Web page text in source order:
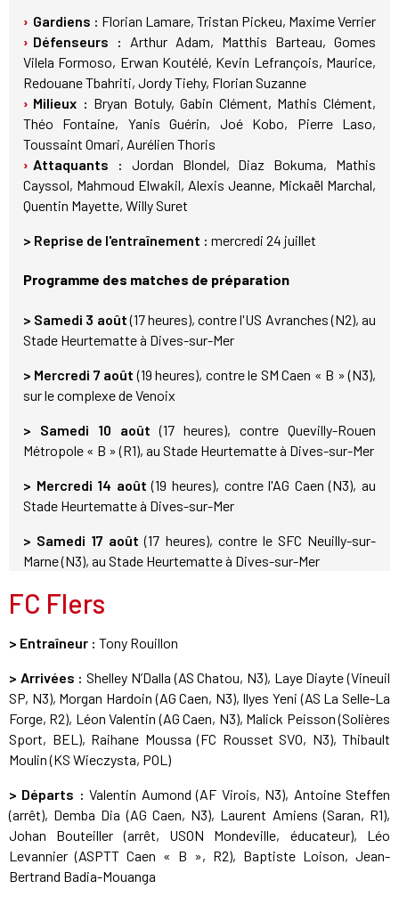
Gardiens : Florian Lamare, Tristan Pickeu, Maxime Verrier
Défenseurs :
Arthur Adam, Matthis Barteau, Gomes
Vilela Formoso, Erwan Koutélé, Kevin Lefrançois, Maurice,
Redouane Tbahriti, Jordy Tiehy, Florian Suzanne
Milieux : Bryan Botuly, Gabin Clément, Mathis Clément,
Théo Fontaine, Yanis Guérin, Joé Kobo, Pierre Laso,
Toussaint Omari, Aurélien Thoris
Attaquants : Jordan Blondel, Diaz Bokuma, Mathis
Cayssol, Mahmoud Elwakil, Alexis Jeanne, Mickaël Marchal,
Quentin Mayette, Willy Suret
> Reprise de l'entraînement : mercredi 24 juillet
Programme des matches de préparation
> Samedi 3 août(17 heures), contre l'US Avranches (N2), au
Stade Heurtematte à Dives-sur-Mer
> Mercredi 7 août (19 heures), contre le SM Caen « B » (N3),
sur le complexe de Venoix
> Samedi 10 août (17 heures), contre Quevilly-Rouen
Métropole « B » (R1), au Stade Heurtematte à Dives-sur-Mer
> Mercredi 14 août (19 heures), contre l'AG Caen (N3), au
Stade Heurtematte à Dives-sur-Mer
> Samedi 17 août (17 heures), contre le SFC Neuilly-sur-
Marne (N3), au Stade Heurtematte à Dives-sur-Mer
FC Flers
> Entraîneur : Tony Rouillon
> Arrivées : Shelley N’Dalla (AS Chatou, N3), Laye Diayte (Vineuil
SP, N3), Morgan Hardoin (AG Caen, N3), Ilyes Yeni (AS La Selle-La
Forge, R2), Léon Valentin (AG Caen, N3), Malick Peisson (Solières
Sport, BEL), Raihane Moussa (FC Rousset SVO, N3), Thibault
Moulin (KS Wieczysta, POL)
> Départs : Valentin Aumond (AF Virois, N3), Antoine Steffen
(arrêt), Demba Dia (AG Caen, N3), Laurent Amiens (Saran, R1),
Johan Bouteiller (arrêt, USON Mondeville, éducateur), Léo
Levannier (ASPTT Caen « B », R2), Baptiste Loison, Jean-
Bertrand Badia-Mouanga